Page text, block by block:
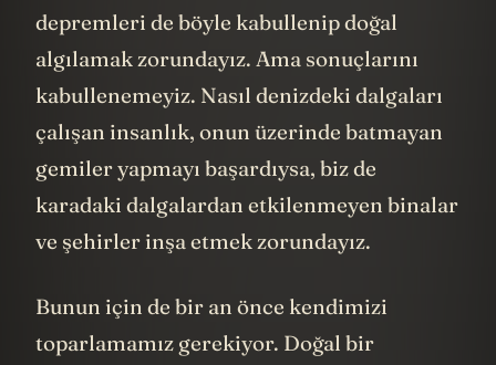
depremleri de böyle kabullenip doğal
algılamak zorundayız. Ama sonuçlarını
kabullenemeyiz. Nasıl denizdeki dalgaları
çalışan insanlık, onun üzerinde batmayan
gemiler yapmayı başardıysa, biz de
karadaki dalgalardan etkilenmeyen binalar
ve şehirler inşa etmek zorundayız.
Bunun için de bir an önce kendimizi
toparlamamız gerekiyor. Doğal bir